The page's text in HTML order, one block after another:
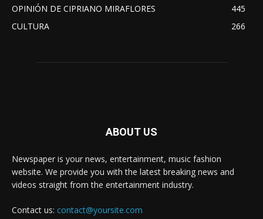
OPINIÓN DE CIPRIANO MIRAFLORES
445
CULTURA
266
ABOUT US
Newspaper is your news, entertainment, music fashion
website. We provide you with the latest breaking news and
videos straight from the entertainment industry.
Contact us: contact@yoursite.com